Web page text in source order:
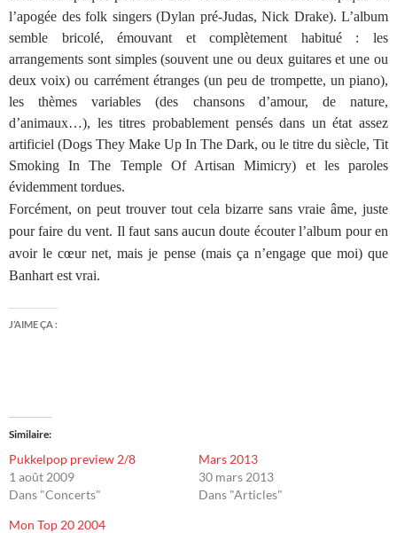
l’apogée des folk singers (Dylan pré-Judas, Nick Drake). L’album
semble bricolé, émouvant et complètement habitué : les
arrangements sont simples (souvent une ou deux guitares et une ou
deux voix) ou carrément étranges (un peu de trompette, un piano),
les thèmes variables (des chansons d’amour, de nature,
d’animaux…), les titres probablement pensés dans un état assez
artificiel (Dogs They Make Up In The Dark, ou le titre du siècle, Tit
Smoking In The Temple Of Artisan Mimicry) et les paroles
évidemment tordues.
Forcément, on peut trouver tout cela bizarre sans vraie âme, juste
pour faire du vent. Il faut sans aucun doute écouter l’album pour en
avoir le cœur net, mais je pense (mais ça n’engage que moi) que
Banhart est vrai.
J’AIME ÇA :
Similaire
Pukkelpop preview 2/8
1 août 2009
Dans "Concerts"
Mars 2013
30 mars 2013
Dans "Articles"
Mon Top 20 2004